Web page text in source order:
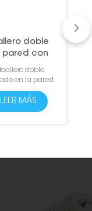
doble
pared con
ganchos
toallero doble
en la pared
hecho de
espacial de
calidad y está
anodizada
LEER MÁS